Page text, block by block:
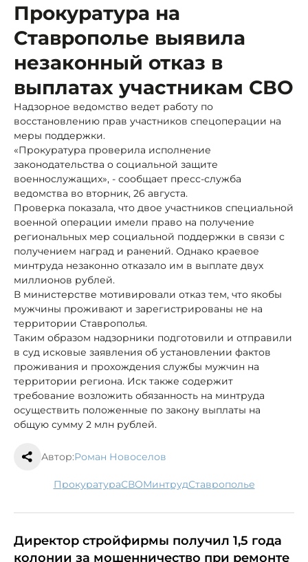
Прокуратура на
Ставрополье выявила
незаконный отказ в
выплатах участникам СВО
Надзорное ведомство ведет работу по
восстановлению прав участников спецоперации на
меры поддержки.
«Прокуратура проверила исполнение
законодательства о социальной защите
военнослужащих», - сообщает пресс-служба
ведомства во вторник, 26 августа.
Проверка показала, что двое участников специальной
военной операции имели право на получение
региональных мер социальной поддержки в связи с
получением наград и ранений. Однако краевое
минтруда незаконно отказало им в выплате двух
миллионов рублей.
В министерстве мотивировали отказ тем, что якобы
мужчины проживают и зарегистрированы не на
территории Ставрополья.
Таким образом надзорники подготовили и отправили
в суд исковые заявления об установлении фактов
проживания и прохождения службы мужчин на
территории региона. Иск также содержит
требование возложить обязанность на минтруда
осуществить положенные по закону выплаты на
общую сумму 2 млн рублей.
Автор:Роман Новоселов
прокуратура СВО минтруд Ставрополье
Директор стройфирмы получил 1,5 года
колонии за мошенничество при ремонте